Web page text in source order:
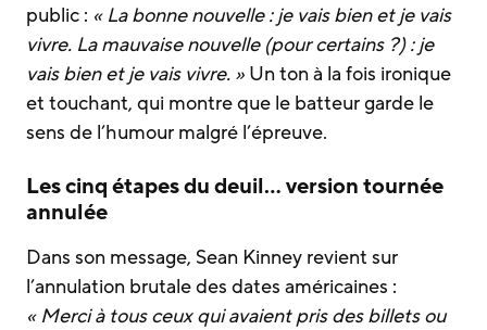
public : « La bonne nouvelle : je vais bien et je vais
vivre. La mauvaise nouvelle (pour certains ?) : je
vais bien et je vais vivre. » Un ton à la fois ironique
et touchant, qui montre que le batteur garde le
sens de l’humour malgré l’épreuve.
Les cinq étapes du deuil… version tournée
annulée
Dans son message, Sean Kinney revient sur
l’annulation brutale des dates américaines :
« Merci à tous ceux qui avaient pris des billets ou